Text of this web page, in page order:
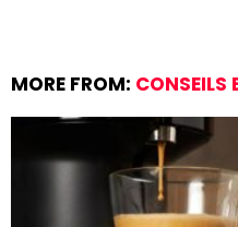
MORE FROM: CONSEILS